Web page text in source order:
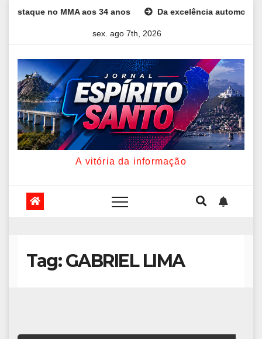
no MMA aos 34 anos Da excelência automotiva à
sex. ago 7th, 2026
A vitória da informação
Tag:GABRIEL LIMA